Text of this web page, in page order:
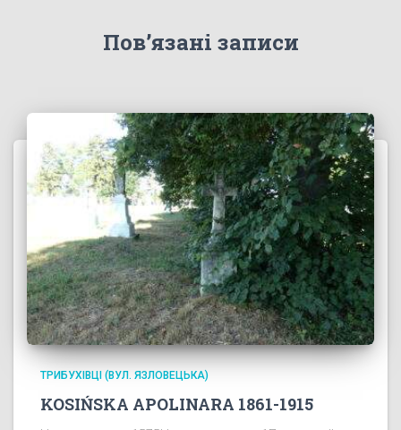
Пов’язані записи
ТРИБУХІВЦІ (ВУЛ. ЯЗЛОВЕЦЬКА)
KOSIŃSKA APOLINARA 1861-1915